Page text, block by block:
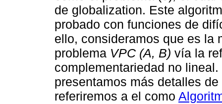
de globalization. Este
probado con funciones de
ello, consideramos que es la
problema VPC (A, B) vía la
complementariedad no
presentamos más detalles
referiremos a el como